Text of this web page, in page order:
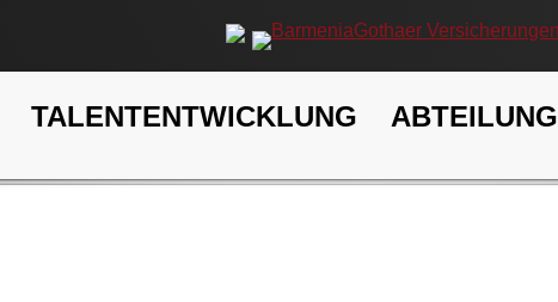
TALENTENTWICKLUNG ABTEILUNG